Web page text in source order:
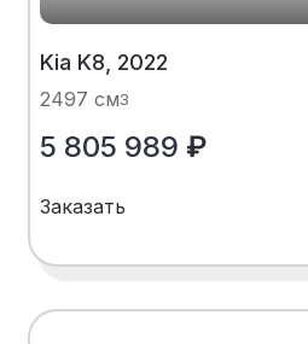
Kia K8, 2022
2497 см3
5 805 989 ₽
Заказать